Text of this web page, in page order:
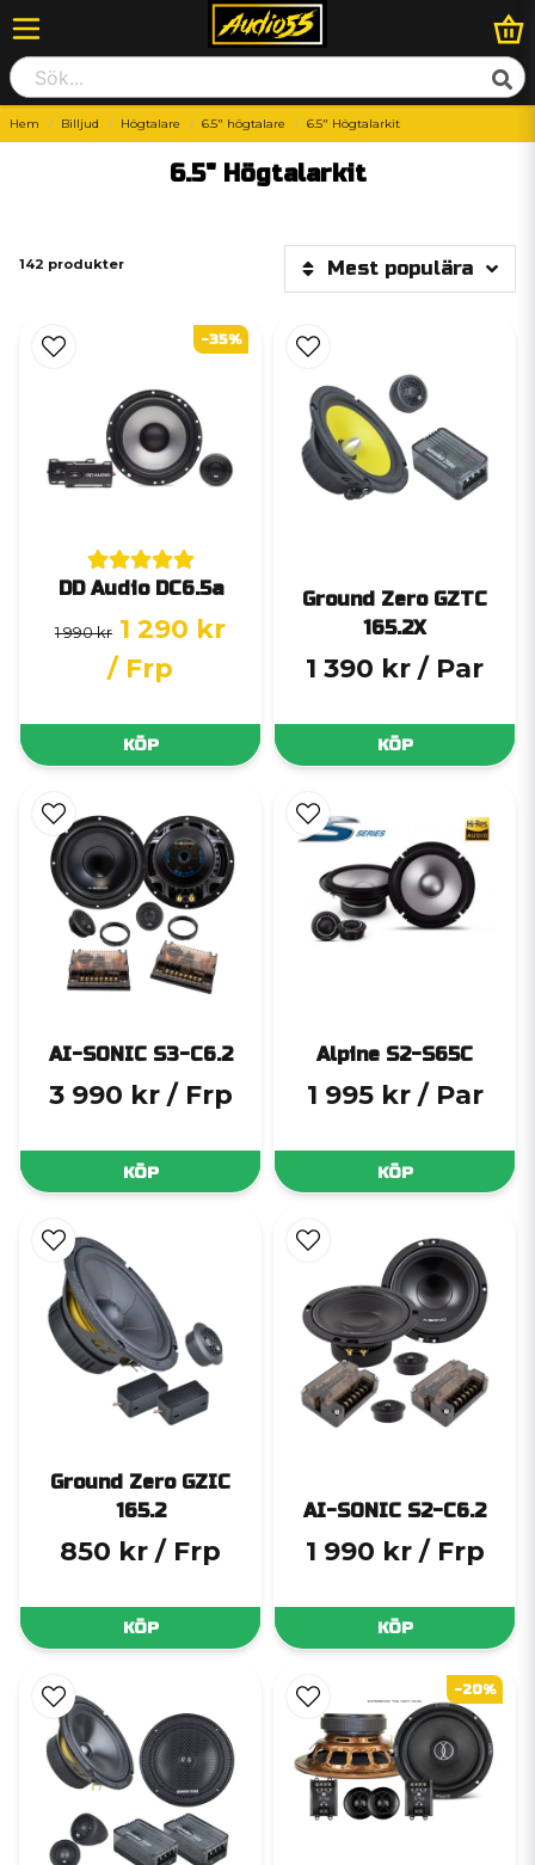
Hem Billjud Högtalare 6.5" högtalare 6.5" Högtalarkit
6.5" Högtalarkit
142 produkter Mest populära
DD Audio DC6.5a
1 990 kr 1 290 kr
/ Frp
KÖP
-35%
Ground Zero GZTC
165.2X
1 390 kr / Par
KÖP
AI-SONIC S3-C6.2
3 990 kr / Frp
KÖP
Alpine S2-S65C
1 995 kr / Par
KÖP
Ground Zero GZIC
165.2
850 kr / Frp
KÖP
AI-SONIC S2-C6.2
1 990 kr / Frp
KÖP
-20%